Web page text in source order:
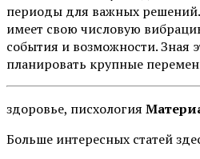
периоды для важных
имеет свою числовую
события и возможности. Зная
планировать крупные
здоровье, писхология
Больше интересных статей